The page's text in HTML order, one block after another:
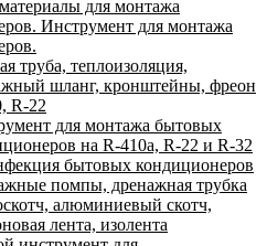
для монтажа
Инструмент для монтажа
труба, теплоизоляция,
шланг, кронштейны, фреон
R-22
для монтажа бытовых
на R-410а, R-22 и R-32
бытовых кондиционеров
помпы, дренажная трубка
алюминиевый скотч,
лента, изолента